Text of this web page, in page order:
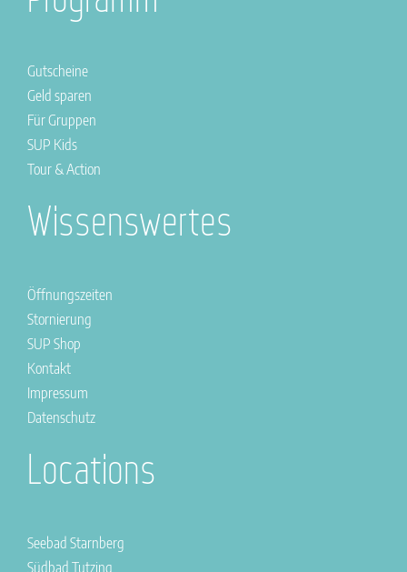
Gutscheine
Geld sparen
Für Gruppen
SUP Kids
Tour & Action
Wissenswertes
Öffnungszeiten
Stornierung
SUP Shop
Kontakt
Impressum
Datenschutz
Locations
Seebad Starnberg
Südbad Tutzing